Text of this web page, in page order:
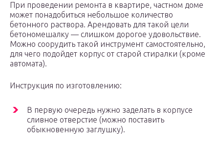
При проведении ремонта в квартире, частном доме
может понадобиться небольшое количество
бетонного раствора. Арендовать для такой цели
бетономешалку — слишком дорогое удовольствие.
Можно соорудить такой инструмент самостоятельно,
для чего подойдет корпус от старой стиралки (кроме
автомата).
Инструкция по изготовлению:
В первую очередь нужно заделать в корпусе
сливное отверстие (можно поставить
обыкновенную заглушку).